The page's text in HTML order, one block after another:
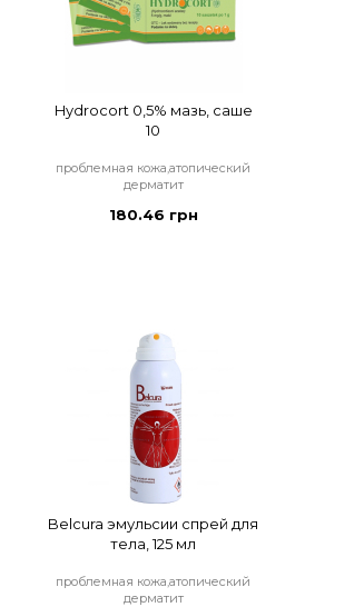
Hydrocort 0,5% мазь, саше
10
проблемная кожа,атопический
дерматит
180.46 грн
Belcura эмульсии спрей для
тела, 125 мл
проблемная кожа,атопический
дерматит